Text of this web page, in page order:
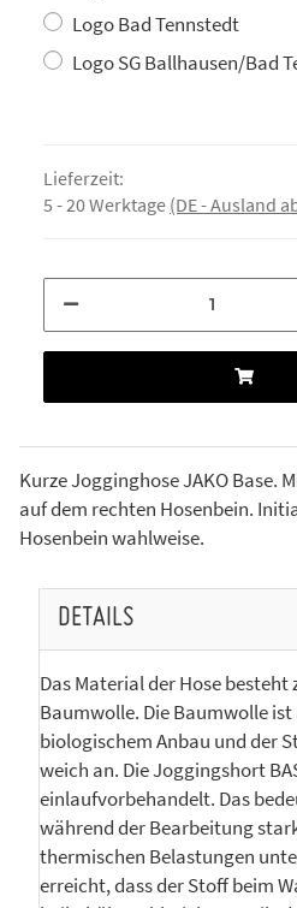
Logo Bad Tennstedt
Logo SG Ballhausen/Bad
Lieferzeit:
5 - 20 Werktage (DE - Ausland
Kurze Jogginghose JAKO Base.
auf dem rechten Hosenbein.
Hosenbein wahlweise.
DETAILS
Das Material der Hose
Baumwolle. Die Baumwolle
biologischem Anbau und der
weich an. Die Joggingshort
einlaufvorbehandelt. Das
während der Bearbeitung
thermischen Belastungen
erreicht, dass der Stoff beim